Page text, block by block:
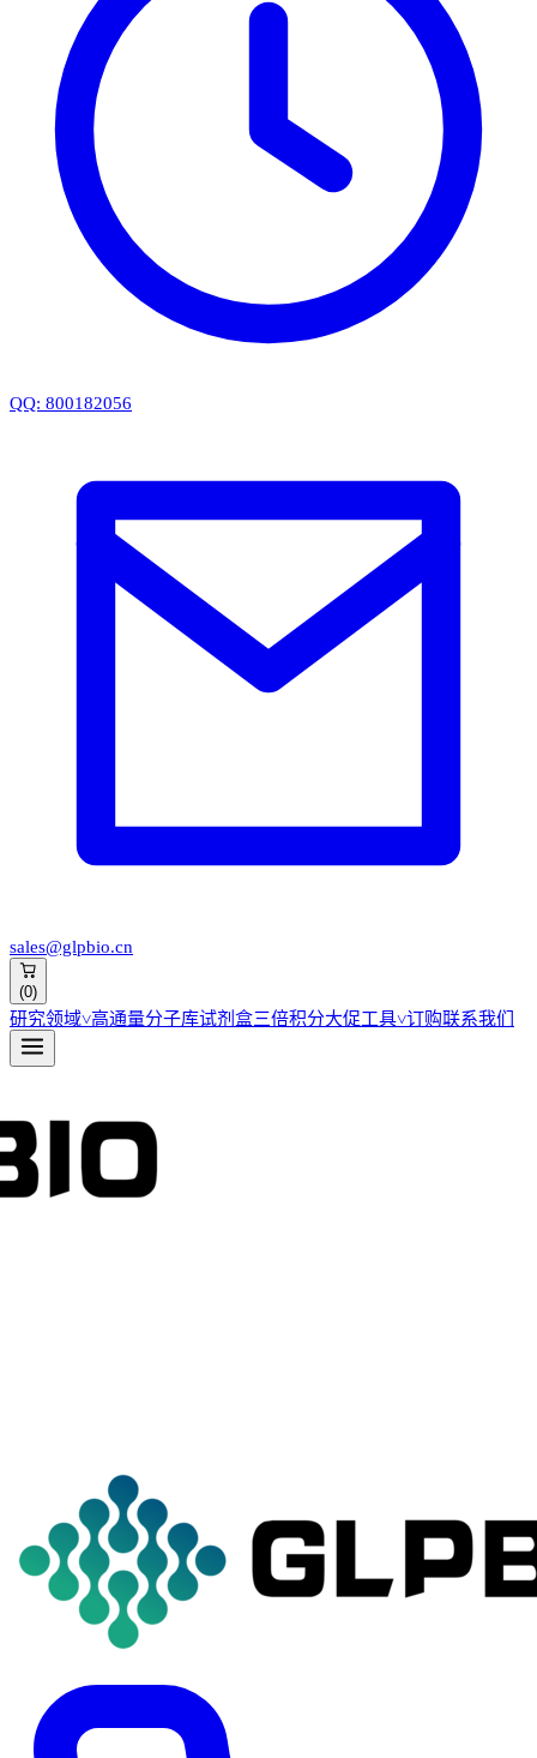
QQ: 800182056
sales@glpbio.cn
(0)
研究领域˅高通量分子库试剂盒三倍积分大促工具˅订购联系我们